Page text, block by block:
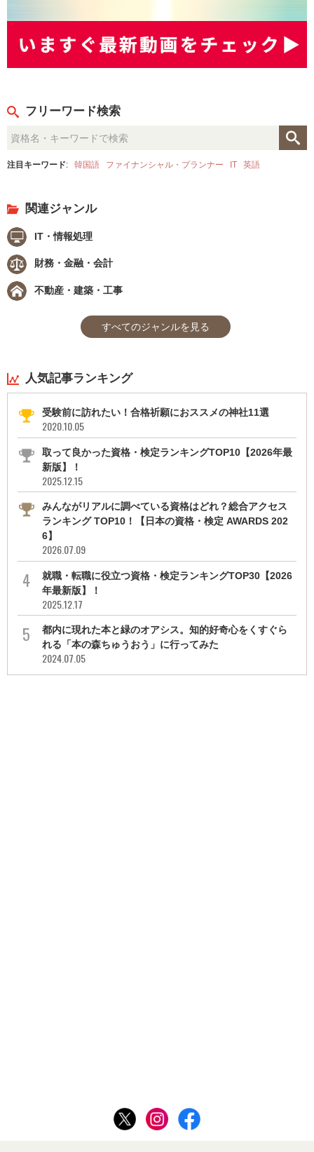
フリーワード検索
注目キーワード: 韓国語 ファイナンシャル・プランナー IT 英語
関連ジャンル
IT・情報処理
財務・金融・会計
不動産・建築・工事
すべてのジャンルを見る
人気記事ランキング
受験前に訪れたい！合格祈願におススメの神社11選
2020.10.05
取って良かった資格・検定ランキングTOP10【2026年最
新版】！
2025.12.15
みんながリアルに調べている資格はどれ？総合アクセス
ランキング TOP10！【日本の資格・検定 AWARDS 202
6】
2026.07.09
就職・転職に役立つ資格・検定ランキングTOP30【2026
年最新版】！
2025.12.17
都内に現れた本と緑のオアシス。知的好奇心をくすぐら
れる「本の森ちゅうおう」に行ってみた
2024.07.05